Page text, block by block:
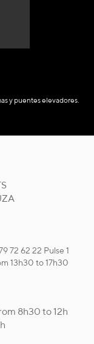
y puentes elevadores.
72 62 22 Pulse 1
13h30 to 17h30
8h30 to 12h